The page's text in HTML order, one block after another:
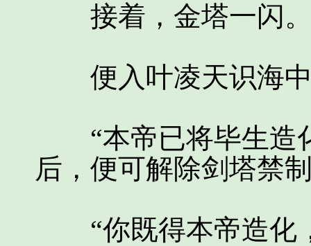
接着，金塔一闪
便入叶凌天识海
“本帝已将毕生造
后，便可解除剑塔禁
“你既得本帝造化